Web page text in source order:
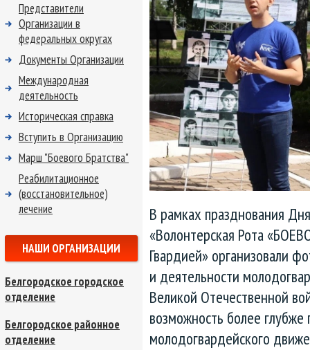
В рамках празднования
«Волонтерская Рота
Гвардией» организовали
и деятельности
Великой Отечественной
возможность более глубже
молодогвардейского
Представители
Организации в
федеральных округах
Документы Организации
Международная
деятельность
Историческая справка
Вступить в Организацию
Марш "Боевого Братства"
Реабилитационное
(восстановительное)
лечение
НАШИ ОРГАНИЗАЦИИ
Белгородское городское
отделение
Белгородское районное
отделение